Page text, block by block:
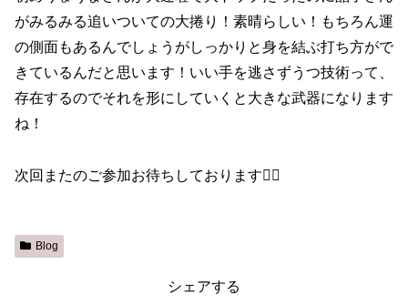
がみるみる追いついての大捲り！素晴らしい！もちろん運
の側面もあるんでしょうがしっかりと身を結ぶ打ち方がで
きているんだと思います！いい手を逃さずうつ技術って、
存在するのでそれを形にしていくと大きな武器になります
ね！
次回またのご参加お待ちしております🙇‍♀️
Blog
シェアする